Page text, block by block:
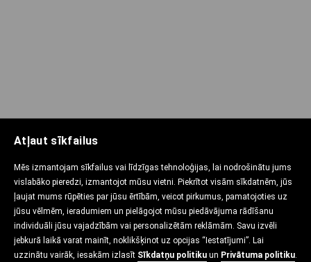
Atļaut sīkfailus
Mēs izmantojam sīkfailus vai līdzīgas tehnoloģijas, lai nodrošinātu jums
vislabāko pieredzi, izmantojot mūsu vietni. Piekrītot visām sīkdatnēm, jūs
ļaujat mums rūpēties par jūsu ērtībām, veicot pirkumus, pamatojoties uz
jūsu vēlmēm, ieradumiem un pielāgojot mūsu piedāvājuma rādīšanu
individuāli jūsu vajadzībām vai personalizētām reklāmām. Savu izvēli
jebkurā laikā varat mainīt, noklikšķinot uz opcijas “Iestatījumi”. Lai
uzzinātu vairāk, iesakām izlasīt Sīkdatņu politiku un Privātuma politiku.